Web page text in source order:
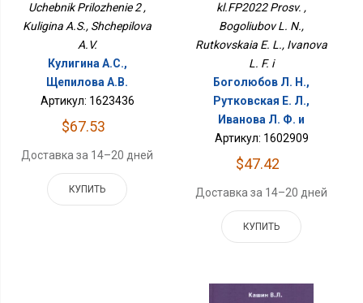
Uchebnik Prilozhenie 2 ,
Kuligina A.S., Shchepilova
A.V.
Кулигина А.С.,
Щепилова А.В.
Артикул: 1623436
$67.53
Доставка за 14–20 дней
КУПИТЬ
kl.FP2022 Prosv. ,
Bogoliubov L. N.,
Rutkovskaia E. L., Ivanova
L. F. i
Боголюбов Л. Н.,
Рутковская Е. Л.,
Иванова Л. Ф. и
Артикул: 1602909
$47.42
Доставка за 14–20 дней
КУПИТЬ